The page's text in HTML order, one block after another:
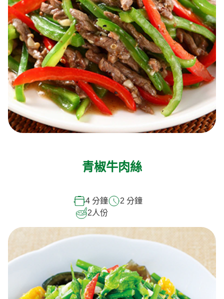
青椒牛肉絲
4 分鐘
2 分鐘
2人份